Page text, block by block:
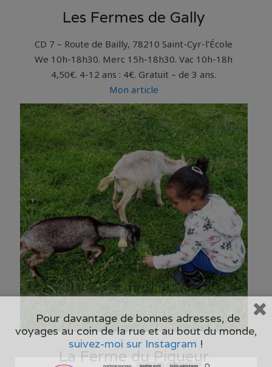
Les Fermes de Gally
CD 7 – Route de Bailly, 78210 Saint-Cyr-l’École
We 10h-18h30. Merc 15h-18h30. Vac 10h-18h
4,50€. 4-12 ans : 4€. Gratuit – de 3 ans.
Mon article
La Ferme du Piqueur
Pour davantage de bonnes adresses, de
voyages au coin de la rue et au bout du monde,
suivez-moi sur Instagram !